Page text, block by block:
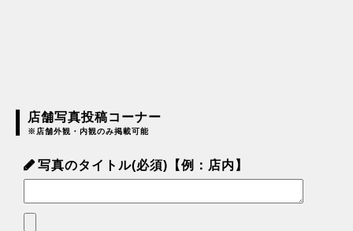
店舗写真投稿コーナー
※店舗外観・内観のみ掲載可能
写真のタイトル(必須)【例：店内】